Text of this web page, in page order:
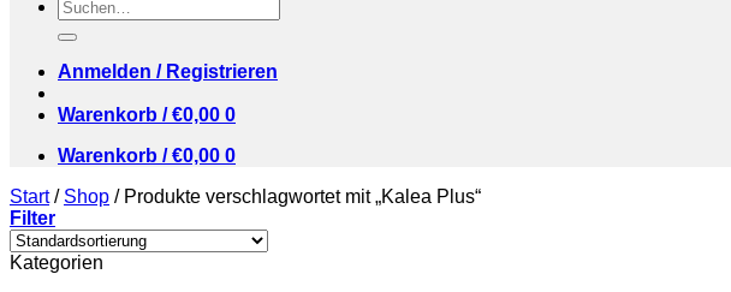
Suchen
nach:
Anmelden / Registrieren
Warenkorb /€0,00 0
Warenkorb /€0,00 0
Start / Shop /Produkte verschlagwortet mit „Kalea Plus“
Filter
Kategorien